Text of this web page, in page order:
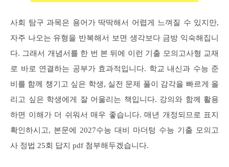
사회 탐구 과목은 용어가 딱딱해서 어렵게 느껴질 수 있지만,
자주 나오는 유형을 반복해서 보면 생각보다 금방 익숙해집니
다. 그래서 개념서를 한 번 본 뒤에 이런 기출 모의고사형 교재
로 바로 연결하는 공부가 효과적입니다. 학교 내신과 수능 준
비를 함께 챙기고 싶은 학생, 실전 문제 풀이 감각을 빠르게 올
리고 싶은 학생에게 잘 어울리는 책입니다. 강의와 함께 활용
하면 이해가 더 쉬워서 매우 좋습니다. 매년 개정되므로 표지
확인하시고, 본문에 2027수능 대비 마더텅 수능 기출 모의고
사 정법 25회 답지 pdf 첨부해두겠습니다.